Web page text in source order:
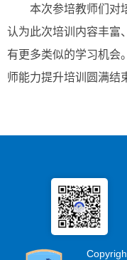
本次参培教师们对
认为此次培训内容丰富
有更多类似的学习机会
师能力提升培训圆满结